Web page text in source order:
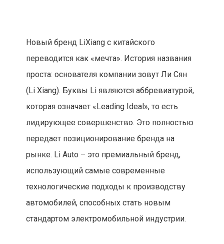
Новый бренд LiXiang с китайского
переводится как «мечта». История названия
проста: основателя компании зовут Ли Сян
(Li Xiang). Буквы Li являются аббревиатурой,
которая означает «Leading Ideal», то есть
лидирующее совершенство. Это полностью
передает позиционирование бренда на
рынке. Li Auto – это премиальный бренд,
использующий самые современные
технологические подходы к производству
автомобилей, способных стать новым
стандартом электромобильной индустрии.